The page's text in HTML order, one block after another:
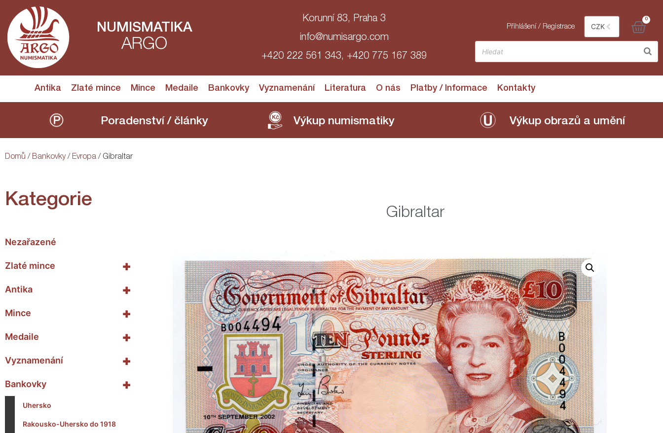
NUMISMATIKA
ARGO
Korunní 83, Praha 3
info@numisargo.com
+420 222 561 343, +420 775 167 389
Přihlášení / Registrace CZK
0
Antika Zlaté mince Mince Medaile Bankovky Vyznamenání Literatura O nás Platby / Informace Kontakty
Poradenství / články Výkup numismatiky Výkup obrazů a umění
Domů / Bankovky/ Evropa / Gibraltar
Kategorie
Nezařazené
+
Zlaté mince
+
Antika
+
Mince
+
Medaile
+
Vyznamenání
+
Bankovky
Uhersko
Rakousko-Uhersko do 1918
Gibraltar